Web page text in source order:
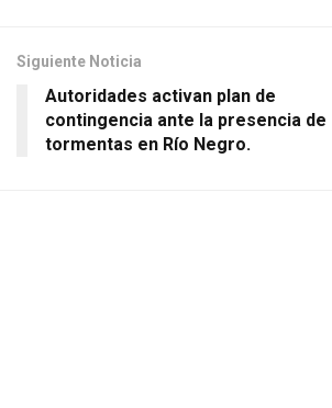
Siguiente Noticia
Autoridades activan plan de
contingencia ante la presencia de
tormentas en Río Negro.